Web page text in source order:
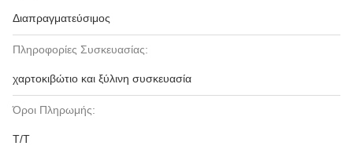
Διαπραγματεύσιμος
Πληροφορίες Συσκευασίας:
χαρτοκιβώτιο και ξύλινη συσκευασία
Όροι Πληρωμής:
T/T